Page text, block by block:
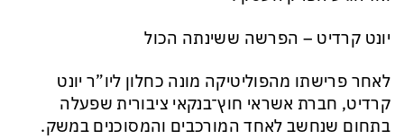
יונט קרדיט – הפרשה ששינתה הכול
לאחר פרישתו מהפוליטיקה מונה כחלון ליו”ר יונט
קרדיט, חברת אשראי חוץ־בנקאי ציבורית שפעלה
בתחום שנחשב לאחד המורכבים והמסוכנים במשק.